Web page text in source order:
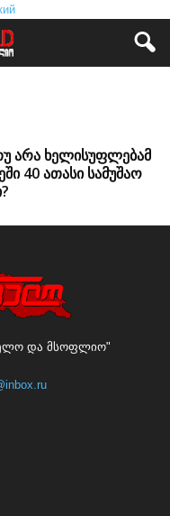
არა ხელისუფლებამ
40 ათასი სამუშაო
და მსოფლიო"